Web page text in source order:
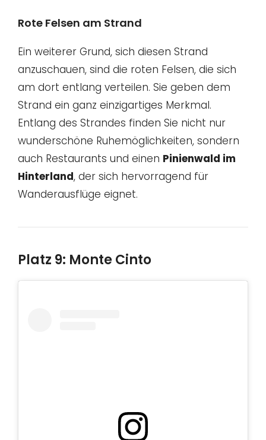
Rote Felsen am Strand
Ein weiterer Grund, sich diesen Strand
anzuschauen, sind die roten Felsen, die sich
am dort entlang verteilen. Sie geben dem
Strand ein ganz einzigartiges Merkmal.
Entlang des Strandes finden Sie nicht nur
wunderschöne Ruhemöglichkeiten, sondern
auch Restaurants und einen Pinienwald im
Hinterland, der sich hervorragend für
Wanderausflüge eignet.
Platz 9: Monte Cinto